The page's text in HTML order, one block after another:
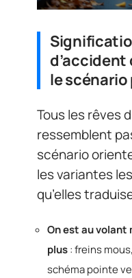
d’accident
le
Tous les rêves
ressemblent
scénario
les variantes
qu’elles
On est au volant
plus: freins
schéma pointe